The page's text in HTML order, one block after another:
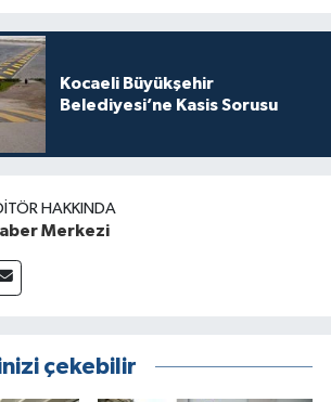
Kocaeli Büyükşehir
Belediyesi’ne Kasis Sorusu
HAKKINDA
Merkezi
çekebilir